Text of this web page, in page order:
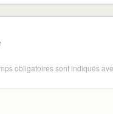
obligatoires sont indiqués